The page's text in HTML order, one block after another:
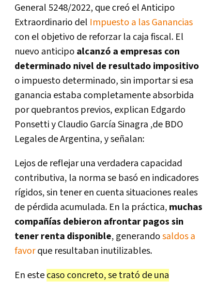
General 5248/2022, que creó el Anticipo
Extraordinario del Impuesto a las Ganancias
con el objetivo de reforzar la caja fiscal. El
nuevo anticipo alcanzó a empresas con
determinado nivel de resultado impositivo
o impuesto determinado, sin importar si esa
ganancia estaba completamente absorbida
por quebrantos previos, explican Edgardo
Ponsetti y Claudio García Sinagra ,de BDO
Legales de Argentina, y señalan:
Lejos de reflejar una verdadera capacidad
contributiva, la norma se basó en indicadores
rígidos, sin tener en cuenta situaciones reales
de pérdida acumulada. En la práctica, muchas
compañías debieron afrontar pagos sin
tener renta disponible, generandosaldos a
favorque resultaban inutilizables.
En estecaso concreto, se trató de una